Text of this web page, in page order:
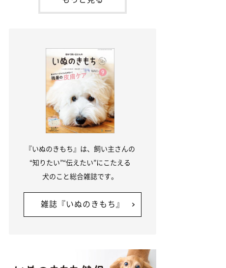
が、それにはほっこりする理由がありまし
た。 玄関で聞こえた、うれしい声ばぁば
『いぬのきもち』は、飼い主さんの
“知りたい”“伝えたい”にこたえる
犬のこと総合雑誌です。
雑誌『いぬのきもち』